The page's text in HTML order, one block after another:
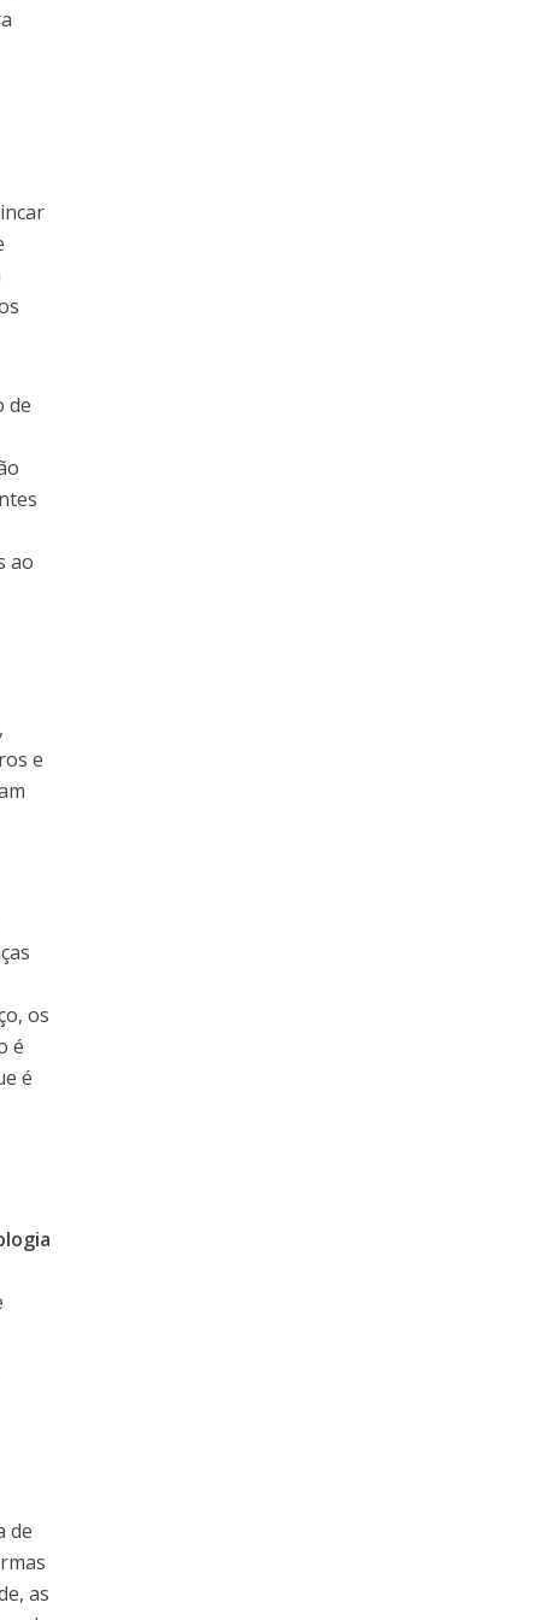
de
ao
e
os
é
é
de
as